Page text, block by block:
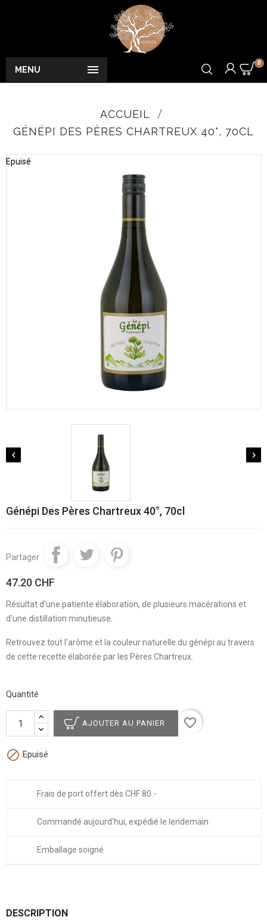

MENU
0
ACCUEIL
GÉNÉPI DES PÈRES CHARTREUX 40°, 70CL
Epuisé
 
Génépi Des Pères Chartreux 40°, 70cl
Partager
47.20 CHF
Résultat d'une patiente élaboration, de plusieurs macérations et
d'une distillation minutieuse.
Retrouvez tout l'arôme et la couleur naturelle du génépi au travers
de cette recette élaborée par les Pères Chartreux.
Quantité
AJOUTER AU PANIER favorite_border
 Epuisé
Frais de port offert dès CHF 80.-
Commandé aujourd'hui, expédié le lendemain
Emballage soigné
DESCRIPTION